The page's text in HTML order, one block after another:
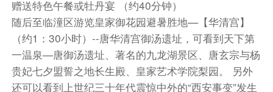
赠送特色午餐或牡丹宴 （约40分钟）
随后至临潼区游览皇家御花园避暑胜地—【华清宫】
（约1：30小时）--唐华清宫御汤遗址，可看到天下第
一温泉—唐御汤遗址、著名的九龙湖景区、唐玄宗与杨
贵妃七夕盟誓之地长生殿、皇家艺术学院梨园。 另外
还可以看到上世纪三十年代震惊中外的“西安事变”发生